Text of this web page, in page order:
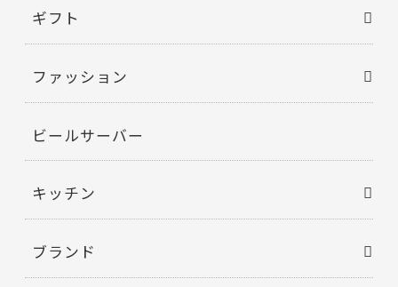
ギフト
ファッション
ビールサーバー
キッチン
ブランド